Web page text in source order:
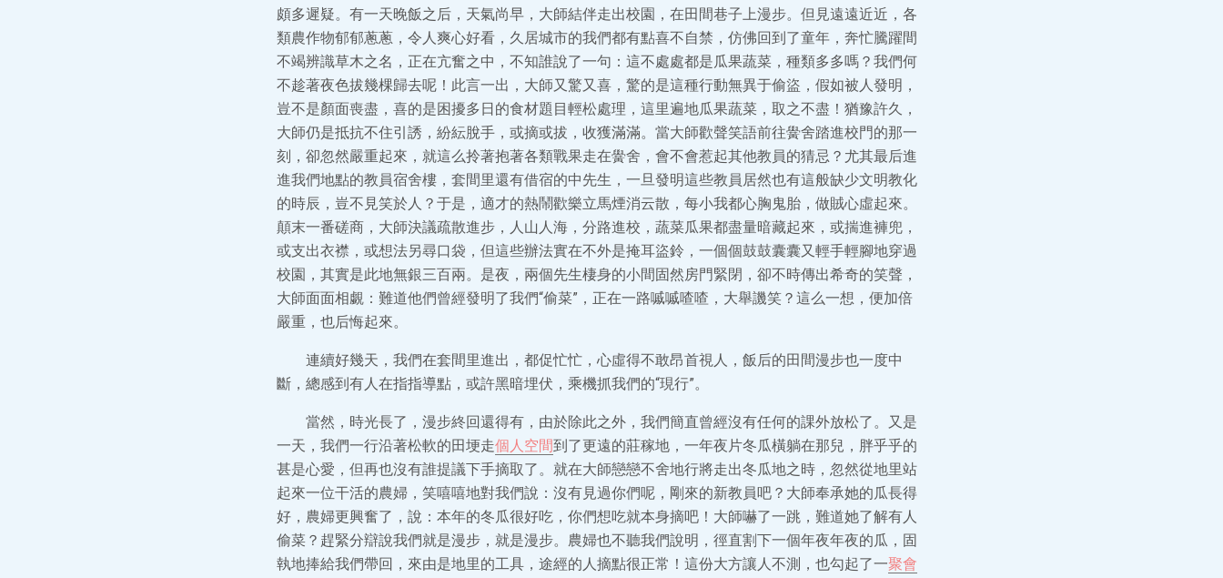
頗多遲疑。有一天晚飯之后，天氣尚早，大師結伴走出校園，在田間巷子上漫步。但見遠遠近近，各
類農作物郁郁蔥蔥，令人爽心好看，久居城市的我們都有點喜不自禁，仿佛回到了童年，奔忙騰躍間
不竭辨識草木之名，正在亢奮之中，不知誰說了一句：這不處處都是瓜果蔬菜，種類多多嗎？我們何
不趁著夜色拔幾棵歸去呢！此言一出，大師又驚又喜，驚的是這種行動無異于偷盜，假如被人發明，
豈不是顏面喪盡，喜的是困擾多日的食材題目輕松處理，這里遍地瓜果蔬菜，取之不盡！猶豫許久，
大師仍是抵抗不住引誘，紛紜脫手，或摘或拔，收獲滿滿。當大師歡聲笑語前往黌舍踏進校門的那一
刻，卻忽然嚴重起來，就這么拎著抱著各類戰果走在黌舍，會不會惹起其他教員的猜忌？尤其最后進
進我們地點的教員宿舍樓，套間里還有借宿的中先生，一旦發明這些教員居然也有這般缺少文明教化
的時辰，豈不見笑於人？于是，適才的熱鬧歡樂立馬煙消云散，每小我都心胸鬼胎，做賊心虛起來。
顛末一番磋商，大師決議疏散進步，人山人海，分路進校，蔬菜瓜果都盡量暗藏起來，或揣進褲兜，
或支出衣襟，或想法另尋口袋，但這些辦法實在不外是掩耳盜鈴，一個個鼓鼓囊囊又輕手輕腳地穿過
校園，其實是此地無銀三百兩。是夜，兩個先生棲身的小間固然房門緊閉，卻不時傳出希奇的笑聲，
大師面面相覷：難道他們曾經發明了我們“偷菜”，正在一路嘁嘁喳喳，大舉譏笑？這么一想，便加倍
嚴重，也后悔起來。
連續好幾天，我們在套間里進出，都促忙忙，心虛得不敢昂首視人，飯后的田間漫步也一度中
斷，總感到有人在指指導點，或許黑暗埋伏，乘機抓我們的“現行”。
當然，時光長了，漫步終回還得有，由於除此之外，我們簡直曾經沒有任何的課外放松了。又是
一天，我們一行沿著松軟的田埂走個人空間到了更遠的莊稼地，一年夜片冬瓜橫躺在那兒，胖乎乎的
甚是心愛，但再也沒有誰提議下手摘取了。就在大師戀戀不舍地行將走出冬瓜地之時，忽然從地里站
起來一位干活的農婦，笑嘻嘻地對我們說：沒有見過你們呢，剛來的新教員吧？大師奉承她的瓜長得
好，農婦更興奮了，說：本年的冬瓜很好吃，你們想吃就本身摘吧！大師嚇了一跳，難道她了解有人
偷菜？趕緊分辯說我們就是漫步，就是漫步。農婦也不聽我們說明，徑直割下一個年夜年夜的瓜，固
執地捧給我們帶回，來由是地里的工具，途經的人摘點很正常！這份大方讓人不測，也勾起了一聚會